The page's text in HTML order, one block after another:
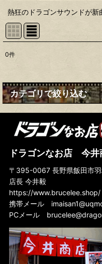
熱狂のドラゴンサウンドが新
並び順:
0件
カテゴリで絞り込む
ブルース・リー音楽 (全商品)
アナログレコード／テープ
ドラゴンなお店 今井
〒395-0067 長野県飯田市
店長 今井毅
https://www.brucelee.shop/
携帯メール
PCメール